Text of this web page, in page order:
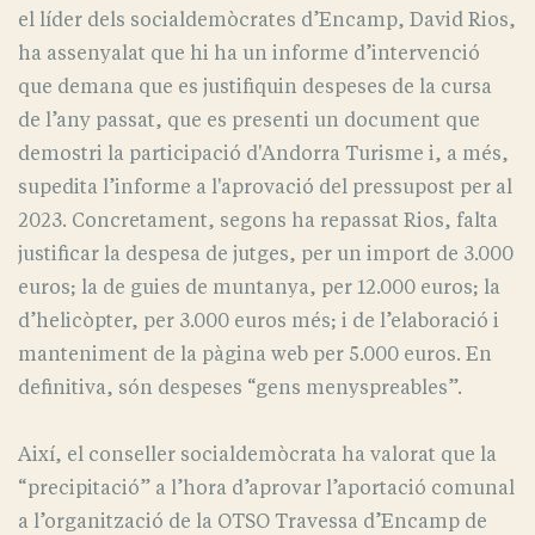
el líder dels socialdemòcrates d’Encamp, David Rios,
ha assenyalat que hi ha un informe d’intervenció
que demana que es justifiquin despeses de la cursa
de l’any passat, que es presenti un document que
demostri la participació d'Andorra Turisme i, a més,
supedita l’informe a l'aprovació del pressupost per al
2023. Concretament, segons ha repassat Rios, falta
justificar la despesa de jutges, per un import de 3.000
euros; la de guies de muntanya, per 12.000 euros; la
d’helicòpter, per 3.000 euros més; i de l’elaboració i
manteniment de la pàgina web per 5.000 euros. En
definitiva, són despeses “gens menyspreables”.
Així, el conseller socialdemòcrata ha valorat que la
“precipitació” a l’hora d’aprovar l’aportació comunal
a l’organització de la OTSO Travessa d’Encamp de